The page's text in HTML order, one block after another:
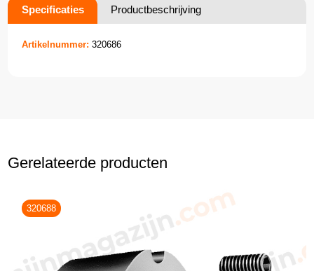
Specificaties Productbeschrijving
Artikelnummer: 320686
Gerelateerde producten
320688